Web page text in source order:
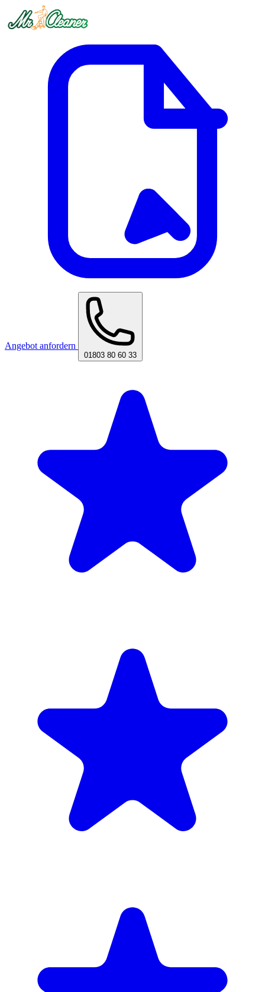
Angebot anfordern
01803 80 60 33